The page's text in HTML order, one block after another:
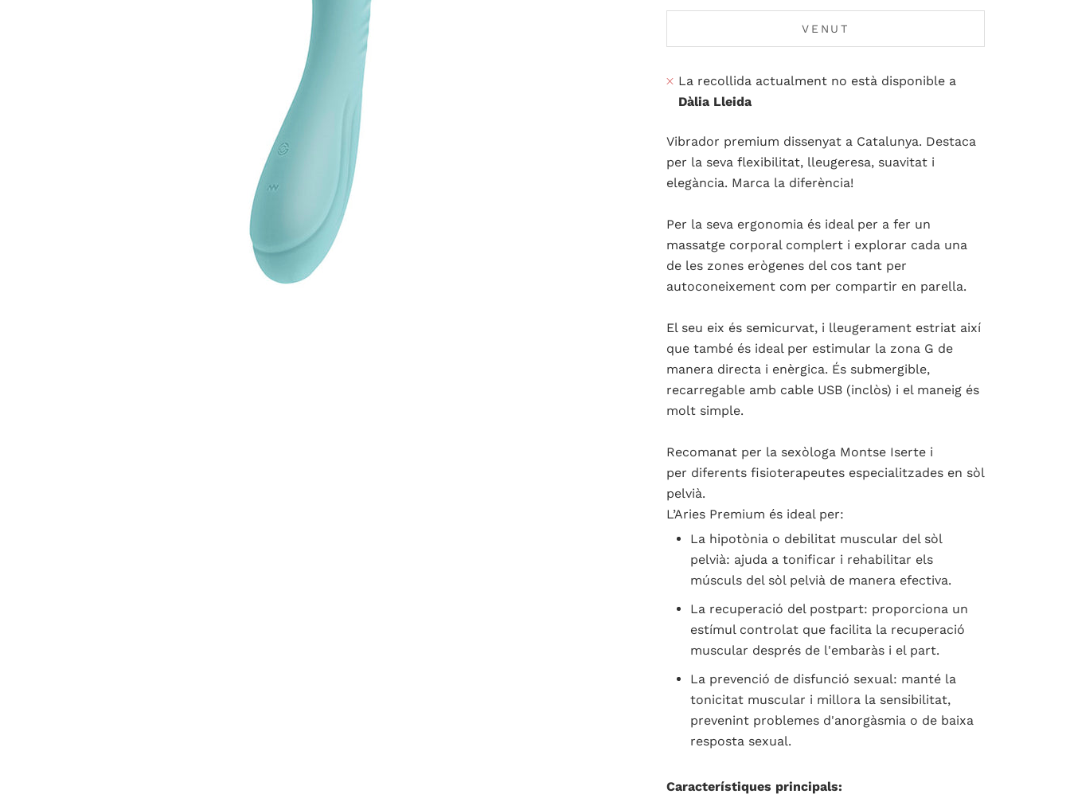
VENUT
La recollida actualment no està disponible a
Dàlia Lleida
Vibrador premium dissenyat a Catalunya. Destaca
per la seva flexibilitat, lleugeresa, suavitat i
elegància. Marca la diferència!
Per la seva ergonomia és ideal per a fer un
massatge corporal complert i explorar cada una
de les zones erògenes del cos tant per
autoconeixement com per compartir en parella.
El seu eix és semicurvat, i lleugerament estriat així
que també és ideal per estimular la zona G de
manera directa i enèrgica. És submergible,
recarregable amb cable USB (inclòs) i el maneig és
molt simple.
Recomanat per la sexòloga Montse Iserte i
per diferents fisioterapeutes especialitzades en sòl
pelvià.
L’Aries Premium és ideal per:
La hipotònia o debilitat muscular del sòl
pelvià: ajuda a tonificar i rehabilitar els
músculs del sòl pelvià de manera efectiva.
La recuperació del postpart: proporciona un
estímul controlat que facilita la recuperació
muscular després de l'embaràs i el part.
La prevenció de disfunció sexual: manté la
tonicitat muscular i millora la sensibilitat,
prevenint problemes d'anorgàsmia o de baixa
resposta sexual.
Característiques principals: